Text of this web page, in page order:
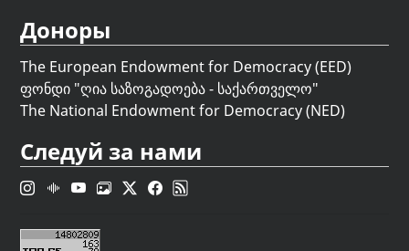
Доноры
The European Endowment for Democracy (EED)
ფონდი "ღია საზოგადოება - საქართველო"
The National Endowment for Democracy (NED)
Следуй за нами